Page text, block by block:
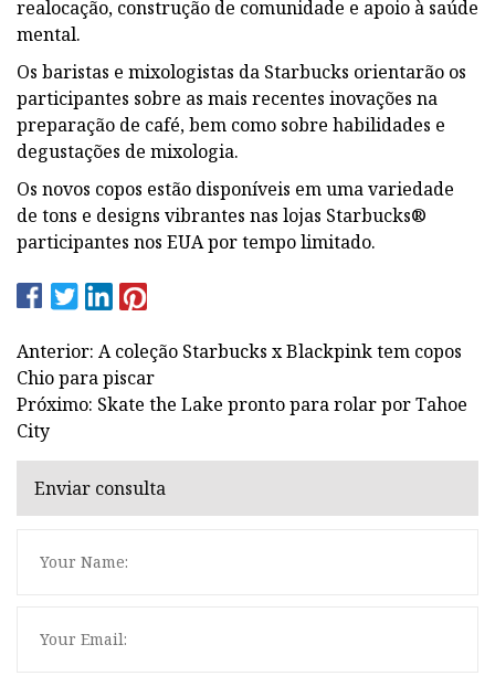
realocação, construção de comunidade e apoio à saúde
mental.
Os baristas e mixologistas da Starbucks orientarão os
participantes sobre as mais recentes inovações na
preparação de café, bem como sobre habilidades e
degustações de mixologia.
Os novos copos estão disponíveis em uma variedade
de tons e designs vibrantes nas lojas Starbucks®
participantes nos EUA por tempo limitado.
Anterior: A coleção Starbucks x Blackpink tem copos
Chio para piscar
Próximo: Skate the Lake pronto para rolar por Tahoe
City
Enviar consulta